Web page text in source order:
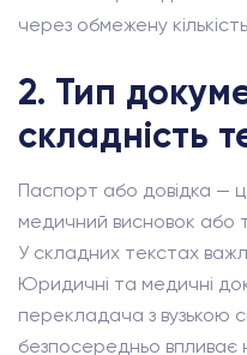
через обмежену кількість
2. Тип
складність
Паспорт або довідка —
медичний висновок або
У складних текстах
Юридичні та медичні
перекладача з вузькою
безпосередньо впливає